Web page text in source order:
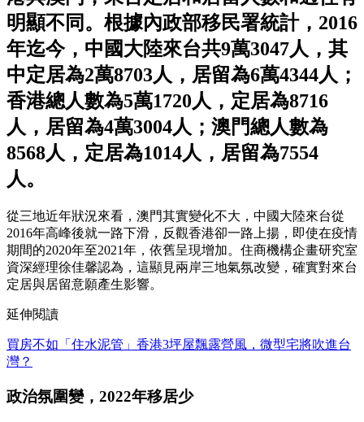
明顯不同。根據內政部移民署統計，2016
年迄今，中國大陸來台共9萬3047人，其
中定居為2萬8703人，居留為6萬4344人；
香港總人數為5萬1720人，定居為8716
人，居留為4萬3004人；澳門總人數為
8568人，定居為1014人，居留為7554
人。
從三地近年狀況來看，澳門其實變化不大，中國大陸來台從
2016年高峰後就一路下滑，反觀香港卻一路上揚，即使在疫情
期間的2020年至2021年，依舊呈現增加。住商機構企畫研究室
資深經理徐佳馨認為，這顯見兩岸三地氣氛改變，確實對來台
定居與居留意願產生影響。
延伸閱讀
買房不如「住水泥管」香港3坪屋飄露營風，微型宅將吹進台
灣？
政治氛圍變，2022年移居少